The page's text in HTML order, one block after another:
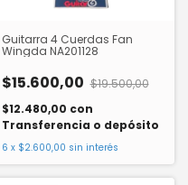
Guitarra 4 Cuerdas Fan
Wingda NA201128
$15.600,00 $19.500,00
$12.480,00 con
Transferencia o depósito
6 x $2.600,00 sin interés